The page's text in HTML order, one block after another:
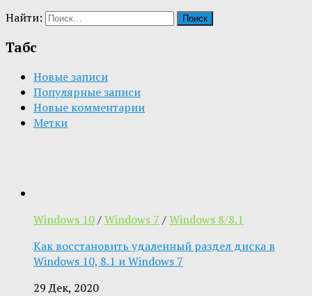
Найти:
Табс
Новые записи
Популярные записи
Новые комментарии
Метки
Windows 10/Windows 7 /Windows 8/8.1
Как восстановить удаленный раздел диска в
Windows 10, 8.1 и Windows 7
29 Дек, 2020